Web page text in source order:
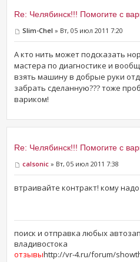
Re: Челябинск!!! Помогите с
Slim-Chel » Вт, 05 июл 2011 7:20
А кто нить может подсказать
мастера по диагностике и
взять машину в добрые руки
забрать сделанную??? тоже
вариком!
Re: Челябинск!!! Помогите с
calsonic » Вт, 05 июл 2011 7:38
втраивайте контракт! кому надо
поиск и отправка любых
владивостока
отзывыhttp://vr-4.ru/forum/